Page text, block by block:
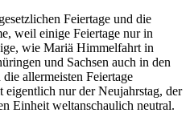
Feiertage und die
weil einige Feiertage nur in
wie Mariä Himmelfahrt in
und Sachsen auch in den
allermeisten Feiertage
nur der Neujahrstag, der
Einheit weltanschaulich neutral.